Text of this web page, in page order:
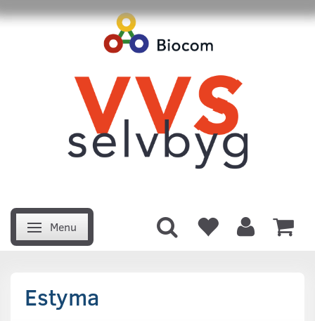
Skifte navigation
Menu
Estyma